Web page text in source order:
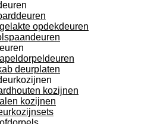
opdekdeuren
deurplaten
kozijnen
kozijnen